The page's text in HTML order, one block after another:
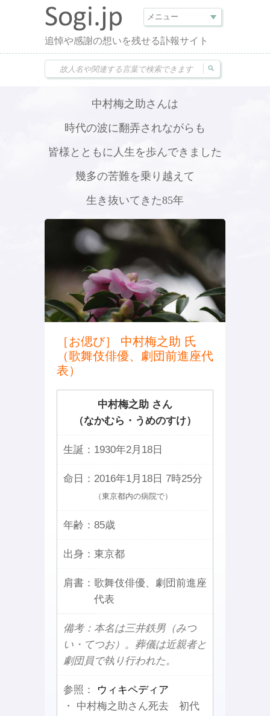
追悼や感謝の想いを残せる訃報サイト
中村梅之助さんは
時代の波に翻弄されながらも
皆様とともに人生を歩んできました
幾多の苦難を乗り越えて
生き抜いてきた85年
［お偲び］ 中村梅之助 氏
（歌舞伎俳優、劇団前進座代
表）
中村梅之助 さん
（なかむら・うめのすけ）
生誕： 1930年2月18日
命日： 2016年1月18日 7時25分
（東京都内の病院で）
年齢： 85歳
出身： 東京都
肩書： 歌舞伎俳優、劇団前進座
代表
備考：本名は三井鉄男（みつ
い・てつお）。葬儀は近親者と
劇団員で執り行われた。
参照：
ウィキペディア
・ 中村梅之助さん死去 初代